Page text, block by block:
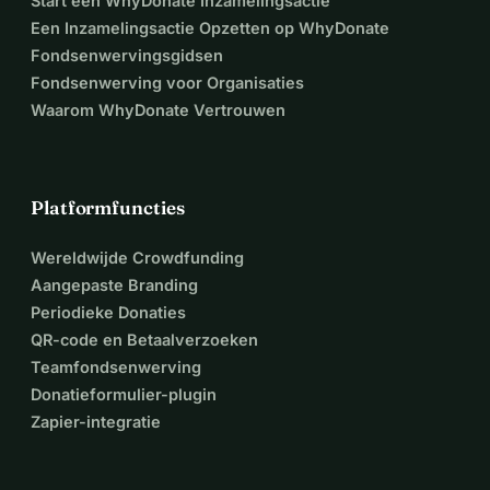
Een Inzamelingsactie Opzetten op WhyDonate
Fondsenwervingsgidsen
Fondsenwerving voor Organisaties
Waarom WhyDonate Vertrouwen
Platformfuncties
Wereldwijde Crowdfunding
Aangepaste Branding
Periodieke Donaties
QR-code en Betaalverzoeken
Teamfondsenwerving
Donatieformulier-plugin
Zapier-integratie